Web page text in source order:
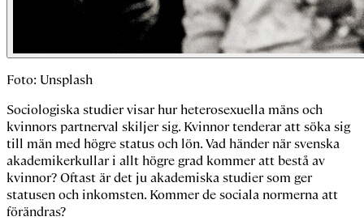
Foto: Unsplash
Sociologiska studier visar hur heterosexuella mäns och
kvinnors partnerval skiljer sig. Kvinnor tenderar att söka sig
till män med högre status och lön. Vad händer när svenska
akademikerkullar i allt högre grad kommer att bestå av
kvinnor? Oftast är det ju akademiska studier som ger
statusen och inkomsten. Kommer de sociala normerna att
förändras?